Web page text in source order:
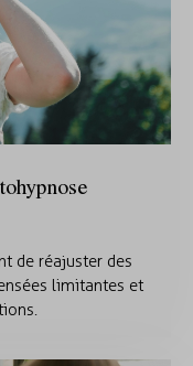
de réajuster des
limitantes et